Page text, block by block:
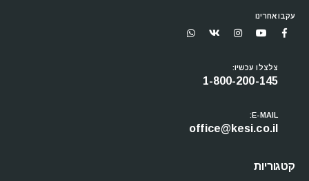
עקבו אחרינו
צלצלו עכשיו:
1-800-200-145
E-MAIL:
office@kesi.co.il
קטגוריות